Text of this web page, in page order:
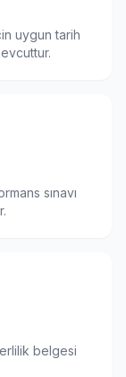
uygun tarih
sınavı
belgesi